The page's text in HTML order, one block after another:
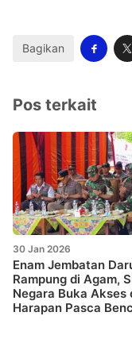
Bagikan
Pos terkait
30 Jan 2026
Enam Jembatan
Rampung di Agam,
Negara Buka Akses
Harapan Pasca